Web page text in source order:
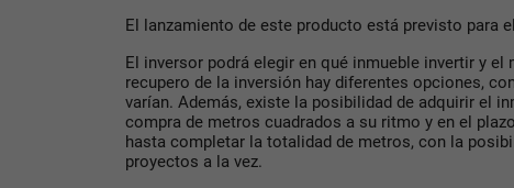
El lanzamiento de este producto está previsto para
El inversor podrá elegir en qué inmueble invertir y el
recupero de la inversión hay diferentes opciones,
varían. Además, existe la posibilidad de adquirir el
compra de metros cuadrados a su ritmo y en el
hasta completar la totalidad de metros, con la
proyectos a la vez.